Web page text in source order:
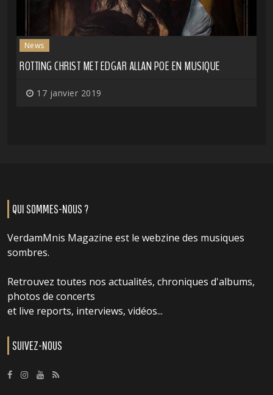
News
ROTTING CHRIST MET EDGAR ALLAN POE EN MUSIQUE
17 janvier 2019
QUI SOMMES-NOUS ?
VerdamMnis Magazine est le webzine des musiques
sombres.
Retrouvez toutes nos actualités, chroniques d'albums,
photos de concerts
et live reports, interviews, vidéos...
SUIVEZ-NOUS